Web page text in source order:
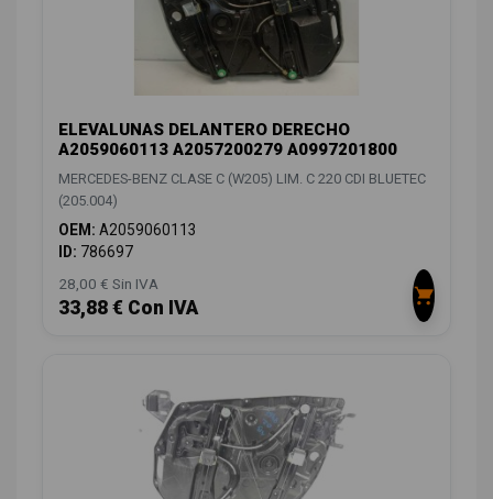
ELEVALUNAS DELANTERO DERECHO
A2059060113 A2057200279 A0997201800
MERCEDES-BENZ CLASE C (W205) LIM. C 220 CDI BLUETEC
(205.004)
OEM: A2059060113
ID: 786697
28,00 € Sin IVA
33,88 € Con IVA